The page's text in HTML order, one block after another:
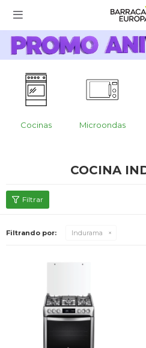

Cocinas Microondas
COCINA
Filtrando por: Indurama
Catálogo Escríbenos
Cocina
TV & Audio